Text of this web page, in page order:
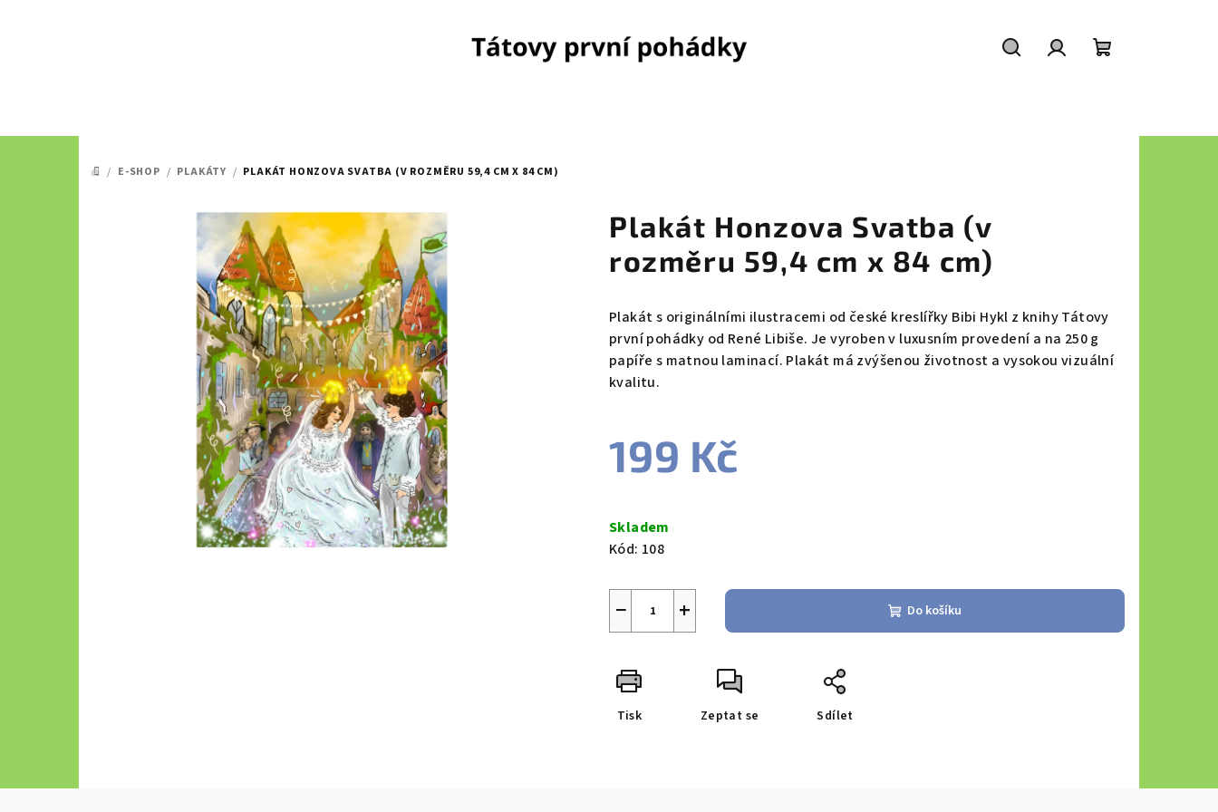
DOMŮ
/ E-SHOP / PLAKÁTY / PLAKÁT HONZOVA SVATBA (V ROZMĚRU 59,4 CM X 84 CM)
Plakát Honzova Svatba (v
rozměru 59,4 cm x 84 cm)
Plakát s originálními ilustracemi od české kreslířky Bibi Hykl z knihy Tátovy
první pohádky od René Libiše. Je vyroben v luxusním provedení a na 250 g
papíře s matnou laminací. Plakát má zvýšenou životnost a vysokou vizuální
kvalitu.
199 Kč
cena:
Skladem
Kód: 108
+
− Do košíku
Tisk Zeptat se Sdílet